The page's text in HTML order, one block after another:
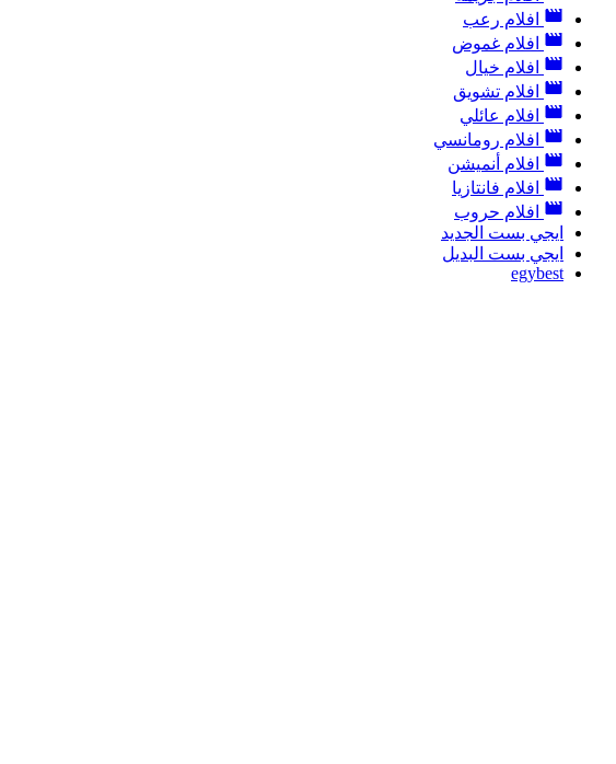
افلام رعب
افلام غموض
افلام خيال
افلام تشويق
افلام عائلي
افلام رومانسي
افلام أنميشن
افلام فانتازيا
افلام حروب
ايجي بست الجديد
ايجي بست البديل
egybest